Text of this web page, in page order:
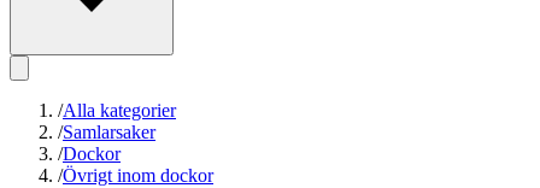
/Alla kategorier
/Samlarsaker
/Dockor
/Övrigt inom dockor